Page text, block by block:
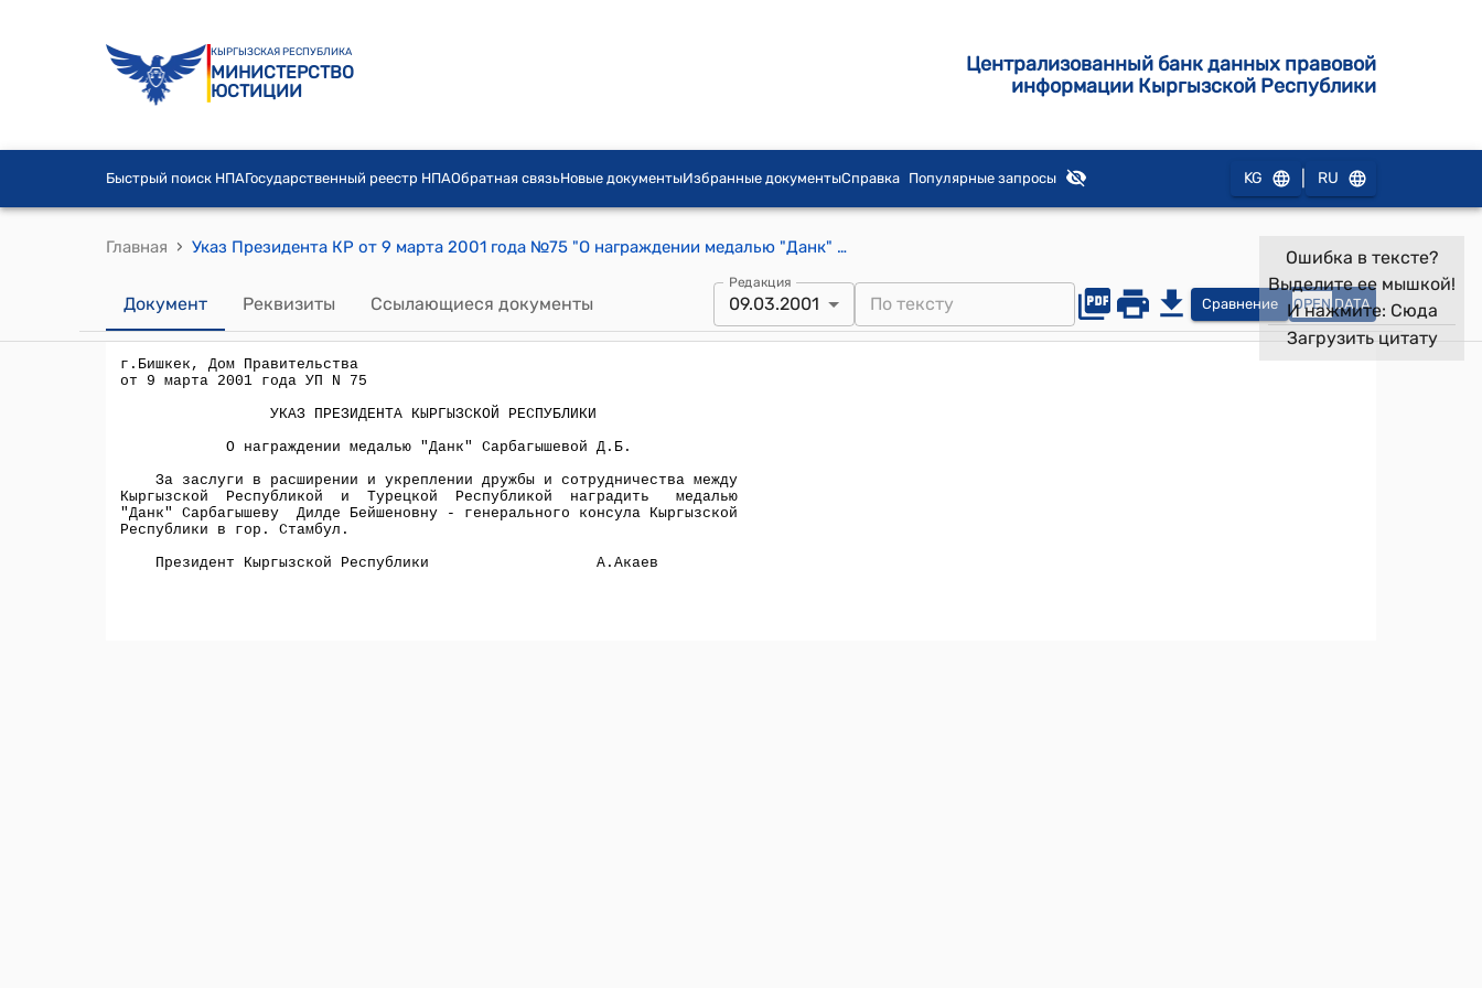
КЫРГЫЗСКАЯ РЕСПУБЛИКА
МИНИСТЕРСТВО
ЮСТИЦИИ
Централизованный банк данных правовой
информации Кыргызской Республики
Быстрый поиск НПАГосударственный реестр НПАОбратная связьНовые документыИзбранные документыСправка Популярные запросы KG RU
Главная › Указ Президента КР от 9 марта 2001 года №75 "О награждении медалью "Данк" Сарбагышевой Д.Б."
Документ Реквизиты Ссылающиеся документы
Редакция
09.03.2001 Сравнение OPEN DATA
Ошибка в тексте?
Выделите ее мышкой!
И нажмите: Сюда
Загрузить цитату